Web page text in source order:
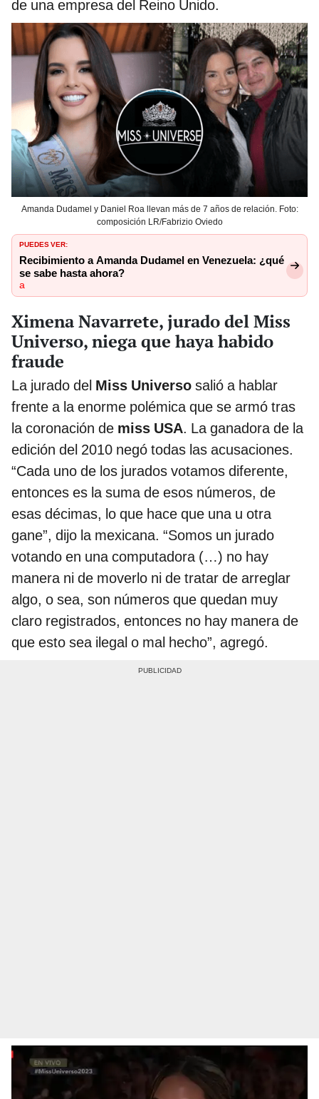
de una empresa del Reino Unido.
Amanda Dudamel y Daniel Roa llevan más de 7 años de relación. Foto:
composición LR/Fabrizio Oviedo
PUEDES VER:
Recibimiento a Amanda Dudamel en Venezuela: ¿qué
se sabe hasta ahora?
a
Ximena Navarrete, jurado del Miss
Universo, niega que haya habido
fraude
La jurado del Miss Universo salió a hablar
frente a la enorme polémica que se armó tras
la coronación de miss USA. La ganadora de la
edición del 2010 negó todas las acusaciones.
“Cada uno de los jurados votamos diferente,
entonces es la suma de esos números, de
esas décimas, lo que hace que una u otra
gane”, dijo la mexicana. “Somos un jurado
votando en una computadora (…) no hay
manera ni de moverlo ni de tratar de arreglar
algo, o sea, son números que quedan muy
claro registrados, entonces no hay manera de
que esto sea ilegal o mal hecho”, agregó.